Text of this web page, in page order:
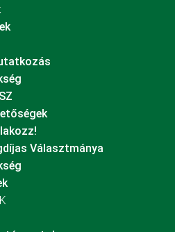
Választmánya